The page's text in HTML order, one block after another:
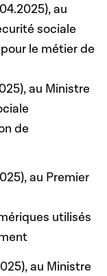
au
sociale
le métier de
au Ministre
de
au Premier
utilisés
au Ministre